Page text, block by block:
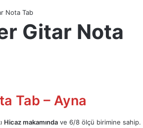
Nota Tab
Gitar Nota
Tab – Ayna
Hicaz makamında ve 6/8 ölçü birimine sahip.